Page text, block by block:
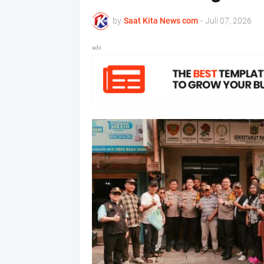
by Saat Kita News com - Juli 07, 2026
ads